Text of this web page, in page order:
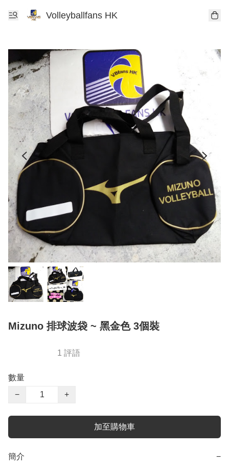
Volleyballfans HK
Mizuno 排球波袋 ~ 黑金色 3個裝
1 評語
數量
−
+
加至購物車
簡介 −